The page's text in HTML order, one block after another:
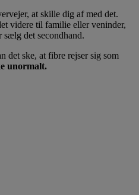
at skille dig af med det.
videre til familie eller veninder,
sælg det secondhand.
det ske, at fibre rejser sig som
unormalt.